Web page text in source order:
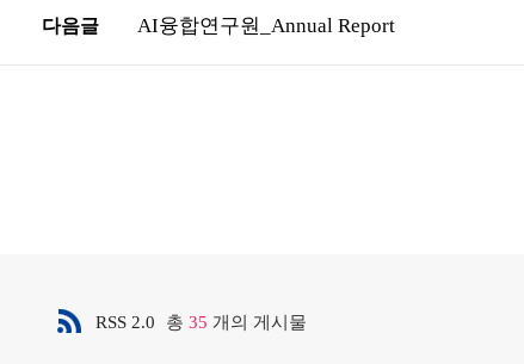
다음글 AI융합연구원_Annual Report
RSS 2.0 총 35 개의 게시물